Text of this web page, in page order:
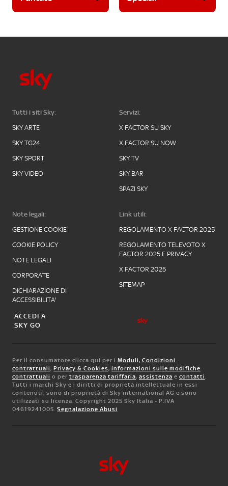
Tutti i siti Sky:
SKY ARTE
SKY TG24
SKY SPORT
SKY VIDEO
Servizi:
X FACTOR SU SKY
X FACTOR SU NOW
SKY TV
SKY BAR
SPAZI SKY
Note legali:
GESTIONE COOKIE
COOKIE POLICY
NOTE LEGALI
CORPORATE
DICHIARAZIONE DI
ACCESSIBILITA'
Link utili:
REGOLAMENTO X FACTOR 2025
REGOLAMENTO TELEVOTO X
FACTOR 2025 E PRIVACY
X FACTOR 2025
SITEMAP
ACCEDI A
SKY GO
Per il consumatore clicca qui per i Moduli, Condizioni
contrattuali, Privacy & Cookies, informazioni sulle modifiche
contrattuali o per trasparenza tariffaria, assistenza e contatti.
Tutti i marchi Sky e i diritti di proprietà intellettuale in essi
contenuti, sono di proprietà di Sky international AG e sono
utilizzati su licenza. Copyright 2025 Sky Italia - P.IVA
04619241005. Segnalazione Abusi